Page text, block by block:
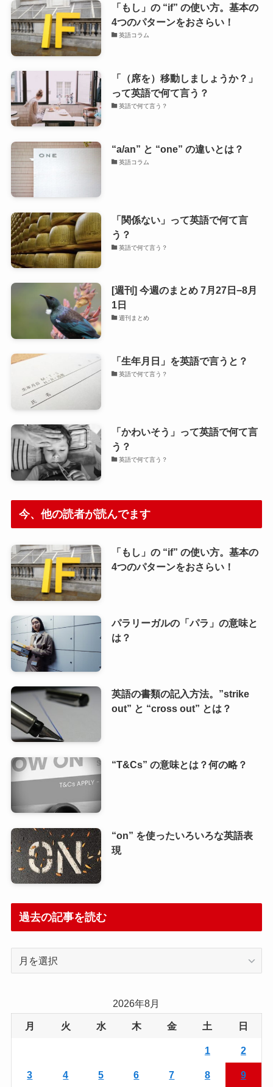
「もし」の “if” の使い方。基本の
4つのパターンをおさらい！
英語コラム
「（席を）移動しましょうか？」
って英語で何て言う？
英語で何て言う？
“a/an” と “one” の違いとは？
英語コラム
「関係ない」って英語で何て言
う？
英語で何て言う？
[週刊] 今週のまとめ 7月27日−8月
1日
週刊まとめ
「生年月日」を英語で言うと？
英語で何て言う？
「かわいそう」って英語で何て言
う？
英語で何て言う？
今、他の読者が読んでます
「もし」の “if” の使い方。基本の
4つのパターンをおさらい！
パラリーガルの「パラ」の意味と
は？
英語の書類の記入方法。”strike
out” と “cross out” とは？
“T&Cs” の意味とは？何の略？
“on” を使ったいろいろな英語表
現
過去の記事を読む
事
2026年8月
月 火 水 木 金 土 日
1 2
3 4 5 6 7 8 9